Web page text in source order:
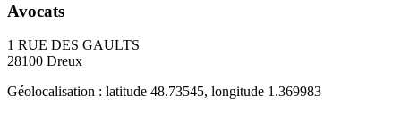
Avocats
1 RUE DES GAULTS
28100 Dreux
Géolocalisation : latitude 48.73545, longitude 1.369983